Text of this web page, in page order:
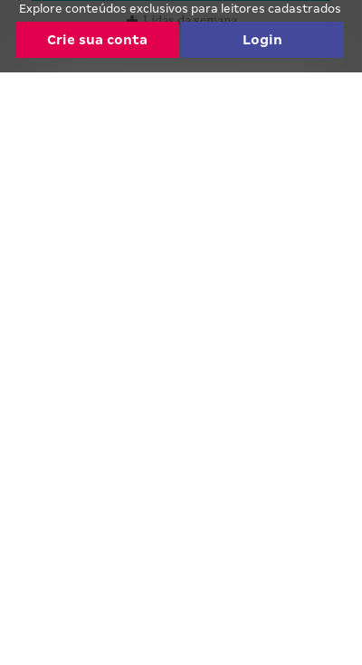
Explore conteúdos exclusivos para leitores cadastrados
Crie sua conta Login
Lidas da semana